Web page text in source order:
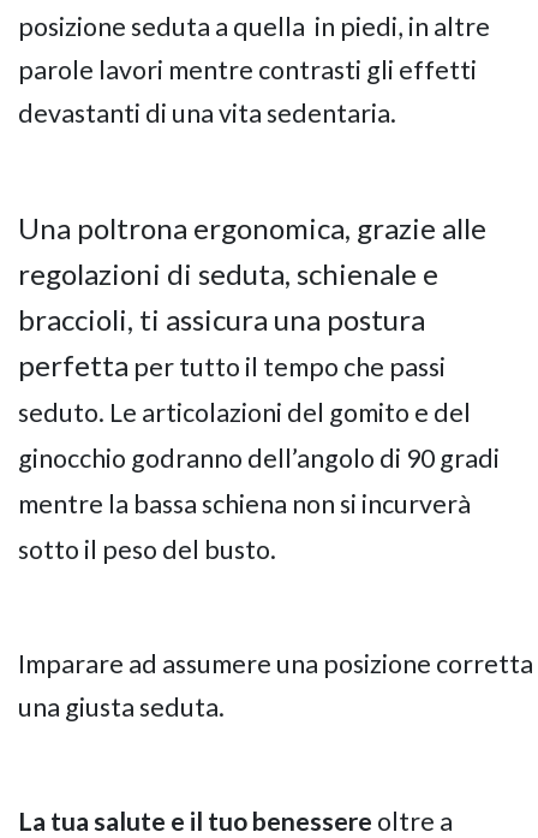
posizione seduta a quella in piedi, in altre
parole lavori mentre contrasti gli effetti
devastanti di una vita sedentaria.
Una poltrona ergonomica, grazie alle
regolazioni di seduta, schienale e
braccioli, ti assicura una postura
perfetta per tutto il tempo che passi
seduto. Le articolazioni del gomito e del
ginocchio godranno dell’angolo di 90 gradi
mentre la bassa schiena non si incurverà
sotto il peso del busto.
Imparare ad assumere una posizione
una giusta seduta.
La tua salute e il tuo benessere oltre a